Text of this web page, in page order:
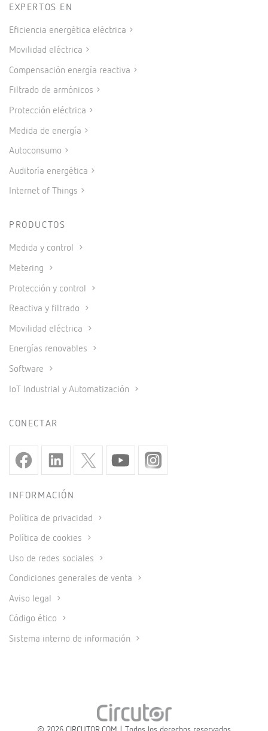
EXPERTOS EN
Eficiencia energética eléctrica
Movilidad eléctrica
Compensación energía reactiva
Filtrado de armónicos
Protección eléctrica
Medida de energía
Autoconsumo
Auditoría energética
Internet of Things
PRODUCTOS
Medida y control
Metering
Protección y control
Reactiva y filtrado
Movilidad eléctrica
Energías renovables
Software
IoT Industrial y Automatización
CONECTAR
INFORMACIÓN
Política de privacidad
Política de cookies
Uso de redes sociales
Condiciones generales de venta
Aviso legal
Código ético
Sistema interno de información